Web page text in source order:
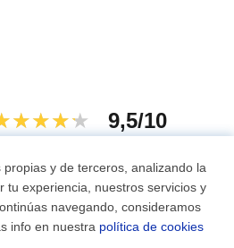
9,5/10
Tusclases.co
y de terceros, analizando la
tu experiencia, nuestros servicios y
navegando, consideramos
info en nuestra política de cookies